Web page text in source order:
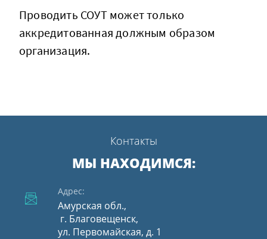
Проводить СОУТ может только
аккредитованная должным образом
организация.
Контакты
МЫ НАХОДИМСЯ:
Адрес:
Амурская обл.,
​​​​​​ г. Благовещенск,
​​​​​​​ул. Первомайская, д. 1